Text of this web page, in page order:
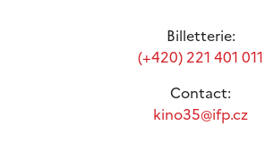
Billetterie:
(+420) 221 401 011
Contact:
kino35@ifp.cz